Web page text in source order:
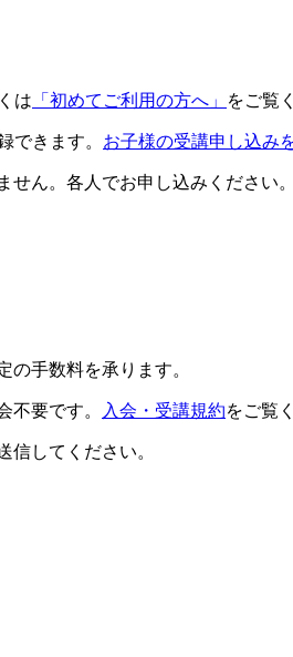
は 「初めてご利用の方へ」 をご覧
できます。 お子様の受講申し込み
ん。各人でお申し込みください
手数料を承ります。
要です。 入会・受講規約をご覧
してください。